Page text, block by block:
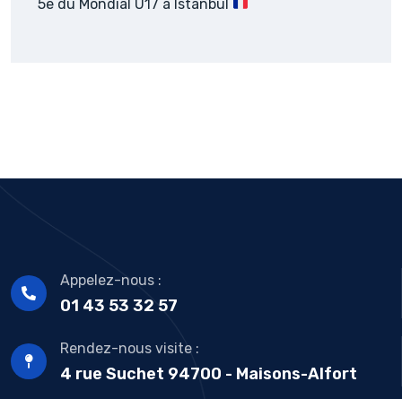
5e du Mondial U17 à Istanbul
Appelez-nous :
01 43 53 32 57
Rendez-nous visite :
4 rue Suchet 94700 - Maisons-Alfort